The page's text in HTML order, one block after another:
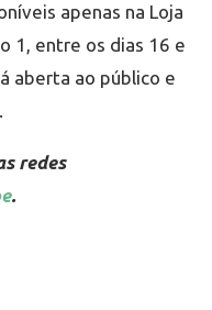
apenas na Loja
1, entre os dias 16 e
aberta ao público e
redes
.